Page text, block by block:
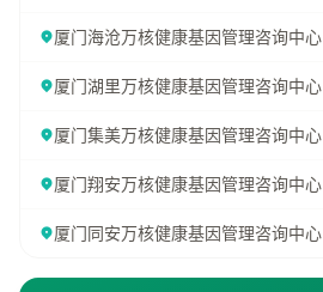
厦门海沧万核健康基因管理咨询中心
厦门湖里万核健康基因管理咨询中心
厦门集美万核健康基因管理咨询中心
厦门翔安万核健康基因管理咨询中心
厦门同安万核健康基因管理咨询中心